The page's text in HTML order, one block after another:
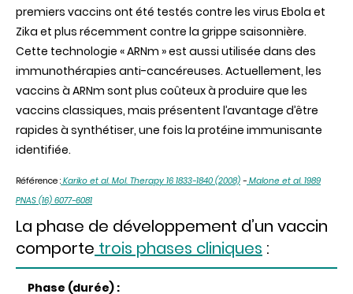
premiers vaccins ont été testés contre les virus Ebola et
Zika et plus récemment contre la grippe saisonnière.
Cette technologie « ARNm » est aussi utilisée dans des
immunothérapies anti-cancéreuses. Actuellement, les
vaccins à ARNm sont plus coûteux à produire que les
vaccins classiques, mais présentent l’avantage d’être
rapides à synthétiser, une fois la protéine immunisante
identifiée.
Référence : Kariko et al. Mol. Therapy 16 1833-1840 (2008) - Malone et al. 1989
PNAS (16) 6077-6081
La phase de développement d’un vaccin
comporte trois phases cliniques :